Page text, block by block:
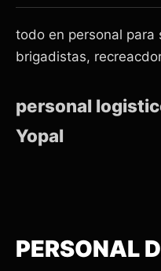
todo en personal para
brigadistas,
personal
Yopal
PERSONAL